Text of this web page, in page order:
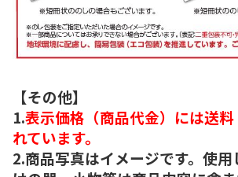
【その他】
1.表示価格（商品代金）には送
れています。
2.商品写真はイメージです。使